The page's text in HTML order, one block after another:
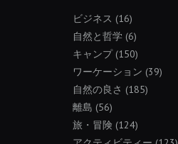
ビジネス (16)
自然と哲学 (6)
キャンプ(150)
ワーケーション (39)
自然の良さ (185)
離島 (56)
旅・冒険 (124)